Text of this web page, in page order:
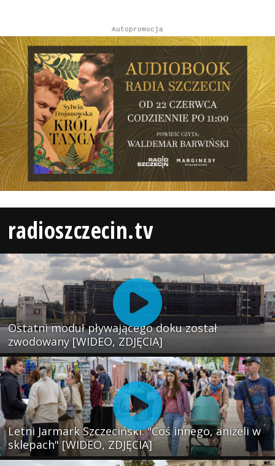
Autopromocja
radioszczecin.tv
Ostatni moduł pływającego doku został
zwodowany [WIDEO, ZDJĘCIA]
Letni Jarmark Szczeciński. "Coś innego, aniżeli w
sklepach" [WIDEO, ZDJĘCIA]